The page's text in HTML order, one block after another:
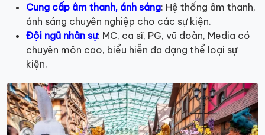
Cung cấp âm thanh, ánh sáng: Hệ thống âm thanh,
ánh sáng chuyên nghiệp cho các sự kiện.
Đội ngũ nhân sự: MC, ca sĩ, PG, vũ đoàn, Media có
chuyên môn cao, biểu hiễn đa dạng thể loại sự
kiện.